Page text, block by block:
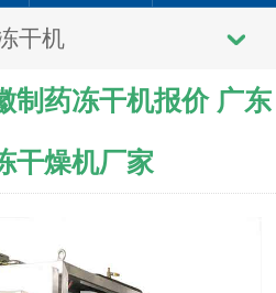
干机
制药冻干机报价 广东
干燥机厂家